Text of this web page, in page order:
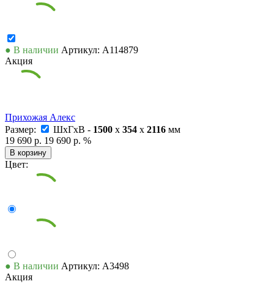
● В наличии Артикул: А114879
Акция
Прихожая Алекс
Размер:
ШxГxВ - 1500 x 354 x 2116 мм
19 690 р. 19 690 р. %
В корзину
Цвет:
● В наличии Артикул: А3498
Акция